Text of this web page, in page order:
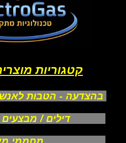
קטגוריות
בהצדעה - הטבות
דילים /